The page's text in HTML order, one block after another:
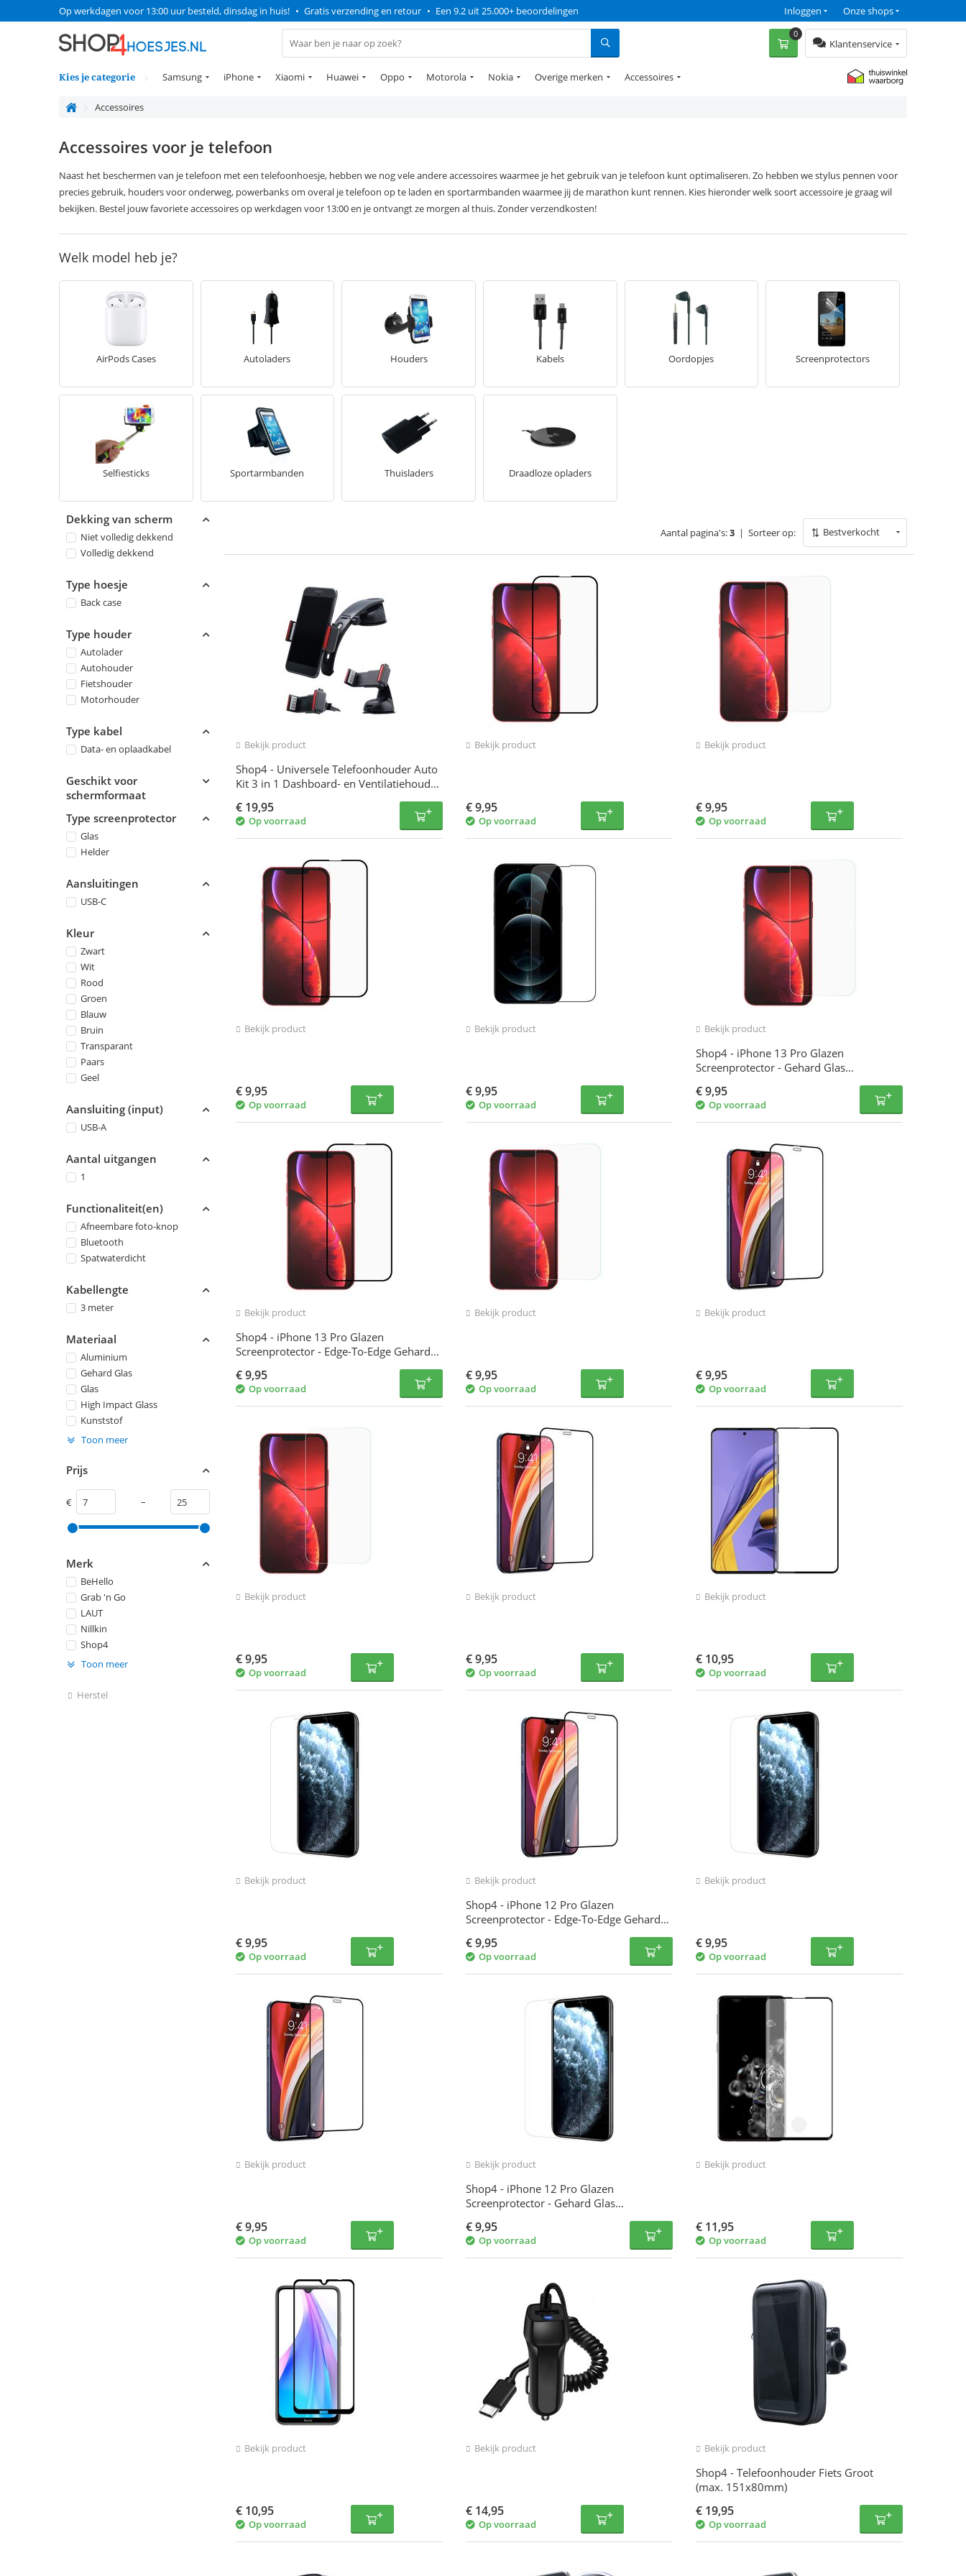
Op werkdagen voor 13:00 uur besteld, dinsdag in huis! • Gratis verzending en retour • Een 9.2 uit 25.000+ beoordelingen Onze shops
Inloggen
Klantenservice
0
Kies je categorie Samsung iPhone Xiaomi Huawei Oppo Motorola Nokia Overige merken Accessoires
Accessoires
Accessoires voor je telefoon
Naast het beschermen van je telefoon met een telefoonhoesje, hebben we nog vele andere accessoires waarmee je het gebruik van je telefoon kunt optimaliseren. Zo hebben we stylus pennen voor
precies gebruik, houders voor onderweg, powerbanks om overal je telefoon op te laden en sportarmbanden waarmee jij de marathon kunt rennen. Kies hieronder welk soort accessoire je graag wil
bekijken. Bestel jouw favoriete accessoires op werkdagen voor 13:00 en je ontvangt ze morgen al thuis. Zonder verzendkosten!
Welk model heb je?
AirPods Cases Autoladers Houders Kabels Oordopjes Screenprotectors
Selfiesticks Sportarmbanden Thuisladers Draadloze opladers
Dekking van scherm
Niet volledig dekkend
Volledig dekkend
Type hoesje
Back case
Type houder
Autolader
Autohouder
Fietshouder
Motorhouder
Type kabel
Data- en oplaadkabel
Geschikt voor
schermformaat
Type screenprotector
Glas
Helder
Aansluitingen
USB-C
Kleur
Zwart
Wit
Rood
Groen
Blauw
Bruin
Transparant
Paars
Geel
Aansluiting (input)
USB-A
Aantal uitgangen
1
Functionaliteit(en)
Afneembare foto-knop
Bluetooth
Spatwaterdicht
Kabellengte
3 meter
Materiaal
Aluminium
Gehard Glas
Glas
High Impact Glass
Kunststof
Toon meer
Prijs
€ –
Merk
BeHello
Grab 'n Go
LAUT
Nillkin
Shop4
Toon meer
Herstel
Sorteer op: Bestverkocht
Aantal pagina's:3 |
Bekijk product
Shop4 - Universele Telefoonhouder Auto
Kit 3 in 1 Dashboard- en Ventilatiehouder
€ 19,95
Op voorraad
Bekijk product
€9,95
Op voorraad
Bekijk product
€9,95
Op voorraad
Bekijk product
€9,95
Op voorraad
Bekijk product
€9,95
Op voorraad
Bekijk product
Shop4 - iPhone 13 Pro Glazen
Screenprotector - Gehard Glas
€9,95
Op voorraad
Bekijk product
Shop4 - iPhone 13 Pro Glazen
Screenprotector - Edge-To-Edge Gehard
€9,95
Op voorraad
Bekijk product
€9,95
Op voorraad
Bekijk product
€9,95
Op voorraad
Bekijk product
€9,95
Op voorraad
Bekijk product
€9,95
Op voorraad
Bekijk product
€ 10,95
Op voorraad
Bekijk product
€9,95
Op voorraad
Bekijk product
Shop4 - iPhone 12 Pro Glazen
Screenprotector - Edge-To-Edge Gehard
€9,95
Op voorraad
Bekijk product
€9,95
Op voorraad
Bekijk product
€9,95
Op voorraad
Bekijk product
Shop4 - iPhone 12 Pro Glazen
Screenprotector - Gehard Glas
€9,95
Op voorraad
Bekijk product
€ 11,95
Op voorraad
Bekijk product
€ 10,95
Op voorraad
Bekijk product
€ 14,95
Op voorraad
Bekijk product
Shop4 - Telefoonhouder Fiets Groot
(max. 151x80mm)
€ 19,95
Op voorraad